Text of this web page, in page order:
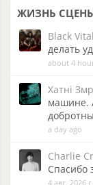
ЖИЗНЬ
Black Vital
делать
about 4
Хатнi
машине.
a day ago
Charlie
Спасибо
4 авг. 2026